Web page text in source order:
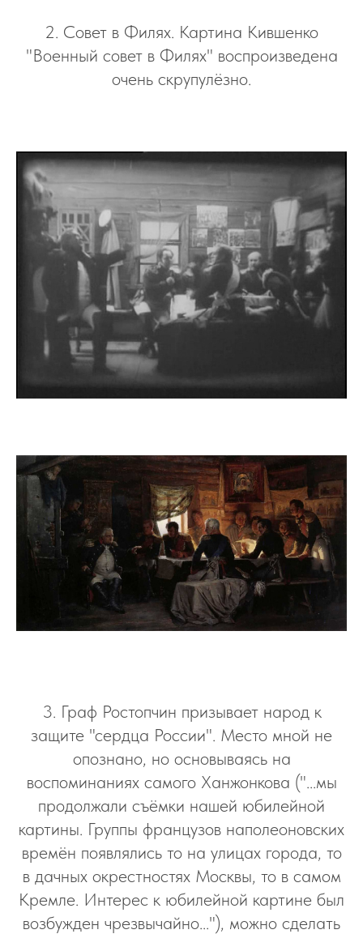
2. Совет в Филях. Картина Кившенко
"Военный совет в Филях" воспроизведена
очень скрупулёзно.
3. Граф Ростопчин призывает народ к
защите "сердца России". Место мной не
опознано, но основываясь на
воспоминаниях самого Ханжонкова ("...мы
продолжали съёмки нашей юбилейной
картины. Группы французов наполеоновских
времён появлялись то на улицах города, то
в дачных окрестностях Москвы, то в самом
Кремле. Интерес к юбилейной картине был
возбужден чрезвычайно..."), можно сделать